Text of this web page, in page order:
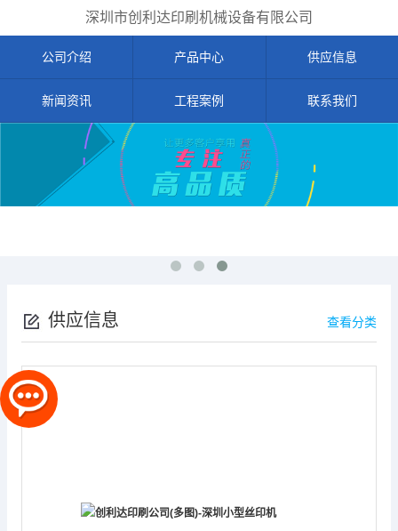
深圳市创利达印刷机械设备有限公司
公司介绍 产品中心 供应信息
新闻资讯 工程案例 联系我们
供应信息 查看分类